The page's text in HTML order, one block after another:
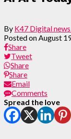
By K47 Digital
Posted on August
Share
Tweet
Share
Share
Email
Comments
Spread the love